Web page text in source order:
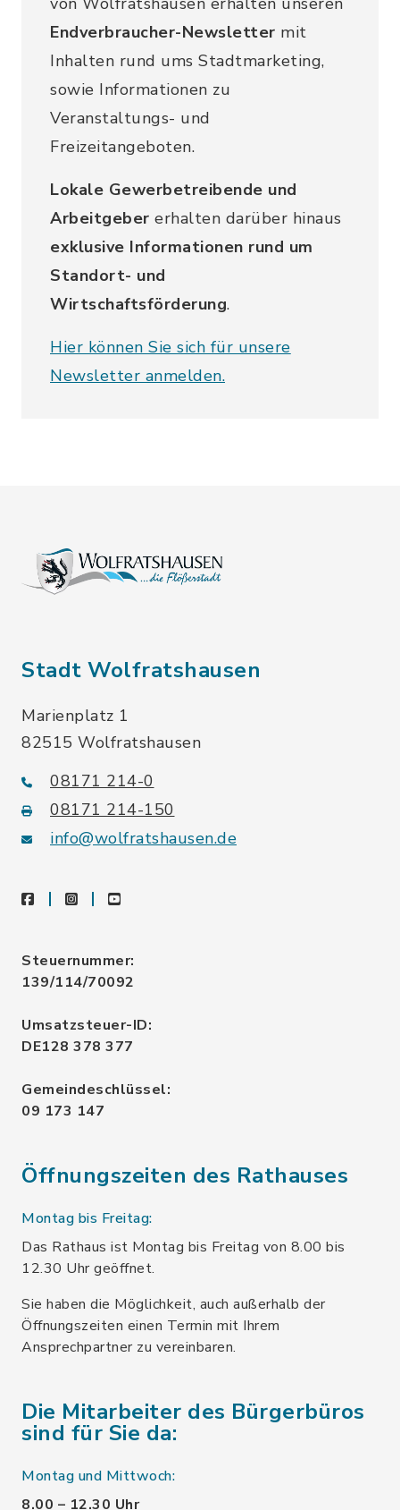
Endverbraucher-Newsletter mit
Inhalten rund ums Stadtmarketing,
sowie Informationen zu
Veranstaltungs- und
Freizeitangeboten.
Lokale Gewerbetreibende und
Arbeitgeber erhalten darüber hinaus
exklusive Informationen rund um
Standort- und
Wirtschaftsförderung.
Hier können Sie sich für unsere
Newsletter anmelden.
Stadt Wolfratshausen
Marienplatz 1
82515 Wolfratshausen
08171 214-0
08171 214-150
info@wolfratshausen.de
facebookinstagramyoutube
Steuernummer:
139/114/70092
Umsatzsteuer-ID:
DE128 378 377
Gemeindeschlüssel:
09 173 147
Öffnungszeiten des Rathauses
Montag bis Freitag:
Das Rathaus ist Montag bis Freitag von 8.00 bis
12.30 Uhr geöffnet.
Sie haben die Möglichkeit, auch außerhalb der
Öffnungszeiten einen Termin mit Ihrem
Ansprechpartner zu vereinbaren.
Die Mitarbeiter des Bürgerbüros
sind für Sie da:
Montag und Mittwoch:
8.00 – 12.30 Uhr